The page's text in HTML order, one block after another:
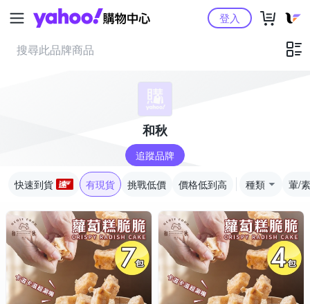
Yahoo購物中心登入
和秋
追蹤品牌
快速到貨 有現貨 挑戰低價 價格低到高 種類 葷/素